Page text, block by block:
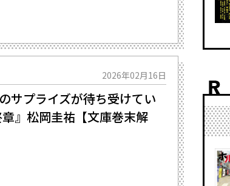
2026年02月16日
サプライズが待ち受けてい
章』松岡圭祐【文庫巻末解